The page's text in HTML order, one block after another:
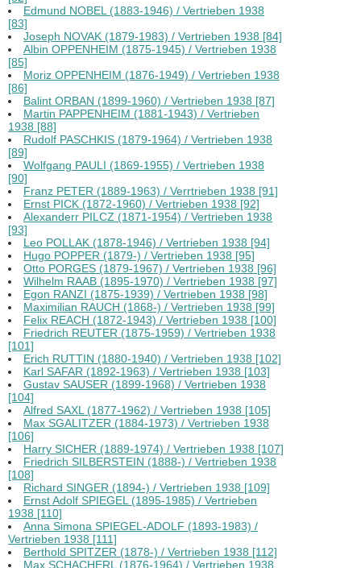
Edmund NOBEL (1883-1946) / Vertrieben 1938
[83]
Joseph NOVAK (1879-1983) / Vertrieben 1938 [84]
Albin OPPENHEIM (1875-1945) / Vertrieben 1938
[85]
Moriz OPPENHEIM (1876-1949) / Vertrieben 1938
[86]
Balint ORBAN (1899-1960) / Vertrieben 1938 [87]
Martin PAPPENHEIM (1881-1943) / Vertrieben
1938 [88]
Rudolf PASCHKIS (1879-1964) / Vertrieben 1938
[89]
Wolfgang PAULI (1869-1955) / Vertrieben 1938
[90]
Franz PETER (1889-1963) / Verrtrieben 1938 [91]
Ernst PICK (1872-1960) / Vertrieben 1938 [92]
Alexanderr PILCZ (1871-1954) / Vertrieben 1938
[93]
Leo POLLAK (1878-1946) / Vertrieben 1938 [94]
Hugo POPPER (1879-) / Vertrieben 1938 [95]
Otto PORGES (1879-1967) / Vertrieben 1938 [96]
Wilhelm RAAB (1895-1970) / Vertrieben 1938 [97]
Egon RANZI (1875-1939) / Vertrieben 1938 [98]
Maximilian RAUCH (1868-) / Vertrieben 1938 [99]
Felix REACH (1872-1943) / Vertrieben 1938 [100]
Friedrich REUTER (1875-1959) / Vertrieben 1938
[101]
Erich RUTTIN (1880-1940) / Vertrieben 1938 [102]
Karl SAFAR (1892-1963) / Vertrieben 1938 [103]
Gustav SAUSER (1899-1968) / Vertrieben 1938
[104]
Alfred SAXL (1877-1962) / Vertrieben 1938 [105]
Max SGALITZER (1884-1973) / Vertrieben 1938
[106]
Harry SICHER (1889-1974) / Vertrieben 1938 [107]
Friedrich SILBERSTEIN (1888-) / Vertrieben 1938
[108]
Richard SINGER (1894-) / Vertrieben 1938 [109]
Ernst Adolf SPIEGEL (1895-1985) / Vertrieben
1938 [110]
Anna Simona SPIEGEL-ADOLF (1893-1983) /
Vertrieben 1938 [111]
Berthold SPITZER (1878-) / Vertrieben 1938 [112]
Max SCHACHERL (1876-1964) / Vertrieben 1938